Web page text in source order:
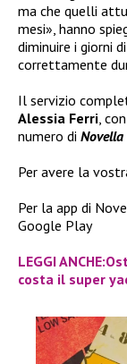
ma che quelli
mesi», hanno
diminuire i giorni
correttamente
Il servizio
Alessia Ferri ,
numero di
Per avere la
Per la app di
Google Play
LEGGI
costa il super